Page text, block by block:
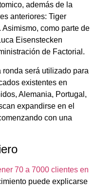
además de la
anteriores: Tiger
como parte de
Eisenstecken
de Factorial.
será utilizado para
existentes en
Alemania, Portugal,
expandirse en el
con una
70 a 7000 clientes en
puede explicarse